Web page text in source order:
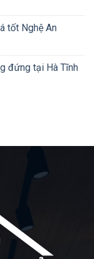
tốt Nghệ An
đứng tại Hà Tĩnh